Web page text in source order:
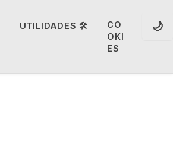
UTILIDADES 🛠️
CO
OKI
ES
🌙